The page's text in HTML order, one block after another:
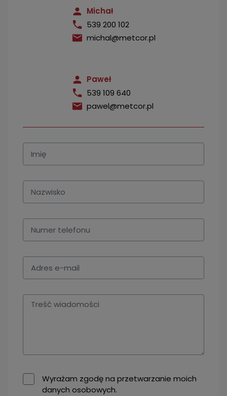
Michał
539 200 102
michal@metcor.pl
Paweł
539 109 640
pawel@metcor.pl
Wyrażam zgodę na przetwarzanie moich
danych osobowych.